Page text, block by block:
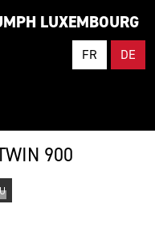
LUXEMBOURG
FR DE
900